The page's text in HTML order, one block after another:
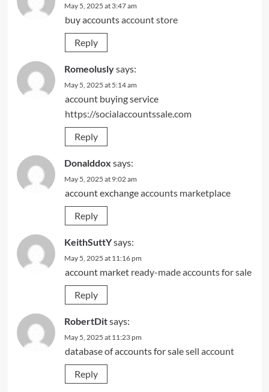
May 5, 2025 at 3:47 am
buy accountsaccount store
Reply
Romeoluslysays:
May 5, 2025 at 5:14 am
account buying service
https://socialaccountssale.com
Reply
Donalddox says:
May 5, 2025 at 9:02 am
account exchangeaccounts marketplace
Reply
KeithSuttYsays:
May 5, 2025 at 11:16 pm
account market ready-made accounts for sale
Reply
RobertDitsays:
May 5, 2025 at 11:23 pm
database of accounts for salesell account
Reply